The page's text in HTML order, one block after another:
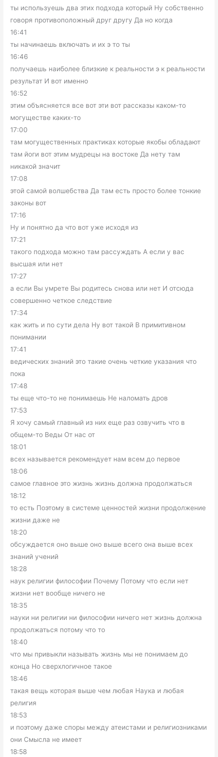
ты используешь два этих подхода который Ну собственно
говоря противоположный друг другу Да но когда
16:41
ты начинаешь включать и их э то ты
16:46
получаешь наиболее близкие к реальности э к реальности
результат И вот именно
16:52
этим объясняется все вот эти вот рассказы каком-то
могуществе каких-то
17:00
там могущественных практиках которые якобы обладают
там йоги вот этим мудрецы на востоке Да нету там
никакой значит
17:08
этой самой волшебства Да там есть просто более тонкие
законы вот
17:16
Ну и понятно да что вот уже исходя из
17:21
такого подхода можно там рассуждать А если у вас
высшая или нет
17:27
а если Вы умрете Вы родитесь снова или нет И отсюда
совершенно четкое следствие
17:34
как жить и по сути дела Ну вот такой В примитивном
понимании
17:41
ведических знаний это такие очень четкие указания что
пока
17:48
ты еще что-то не понимаешь Не наломать дров
17:53
Я хочу самый главный из них еще раз озвучить что в
общем-то Веды От нас от
18:01
всех называется рекомендует нам всем до первое
18:06
самое главное это жизнь жизнь должна продолжаться
18:12
то есть Поэтому в системе ценностей жизни продолжение
жизни даже не
18:20
обсуждается оно выше оно выше всего она выше всех
знаний учений
18:28
наук религии философии Почему Потому что если нет
жизни нет вообще ничего не
18:35
науки ни религии ни философии ничего нет жизнь должна
продолжаться потому что то
18:40
что мы привыкли называть жизнь мы не понимаем до
конца Но сверхлогичное такое
18:46
такая вещь которая выше чем любая Наука и любая
религия
18:53
и поэтому даже споры между атеистами и религиозниками
они Смысла не имеет
18:58